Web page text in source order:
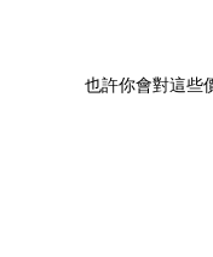
也許你會對這些